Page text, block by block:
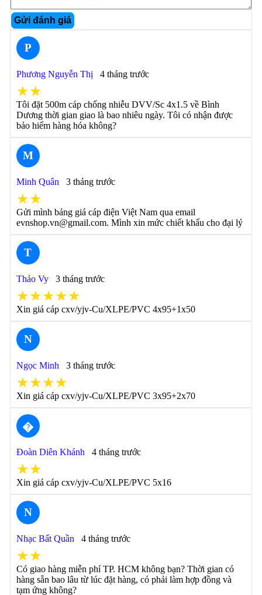
Gửi đánh giá
P
Phương Nguyễn Thị 4 tháng trước
★★
Tôi đặt 500m cáp chống nhiễu DVV/Sc 4x1.5 về Bình
Dương thời gian giao là bao nhiêu ngày. Tôi có nhận được
bảo hiểm hàng hóa không?
M
Minh Quân 3 tháng trước
★★
Gửi mình bảng giá cáp điện Việt Nam qua email
evnshop.vn@gmail.com. Mình xin mức chiết khấu cho đại lý
T
Thảo Vy 3 tháng trước
★★★★★
Xin giá cáp cxv/yjv-Cu/XLPE/PVC 4x95+1x50
N
Ngọc Minh 3 tháng trước
★★★★
Xin giá cáp cxv/yjv-Cu/XLPE/PVC 3x95+2x70
�
Đoàn Diên Khánh 4 tháng trước
★★
Xin giá cáp cxv/yjv-Cu/XLPE/PVC 5x16
N
Nhạc Bất Quần 4 tháng trước
★★
Có giao hàng miễn phí TP. HCM không bạn? Thời gian có
hàng sẵn bao lâu từ lúc đặt hàng, có phải làm hợp đồng và
tạm ứng không?